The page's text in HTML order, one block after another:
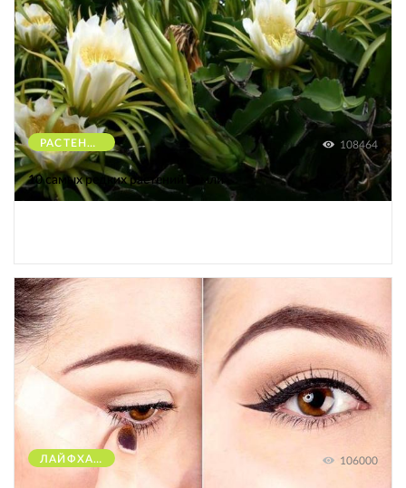
РАСТЕНИЯ 108464
10 самых редких растений Земли
ЛАЙФХАКИ 106000